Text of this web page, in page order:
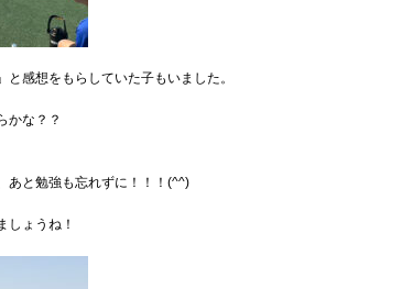
と感想をもらしていた子もいました。
かな？？
あと勉強も忘れずに！！！(^^)
しょうね！